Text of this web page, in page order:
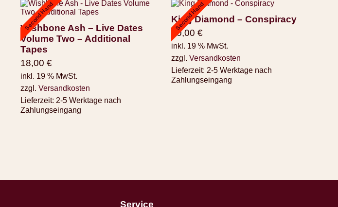
Second Hand
Wishbone Ash – Live Dates
Volume Two – Additional
Tapes
18,00€
inkl. 19 % MwSt.
zzgl.Versandkosten
Lieferzeit: 2-5 Werktage nach
Zahlungseingang
Second Hand
King Diamond – Conspiracy
40,00 €
inkl. 19 % MwSt.
zzgl. Versandkosten
Lieferzeit: 2-5 Werktage nach
Zahlungseingang
Service